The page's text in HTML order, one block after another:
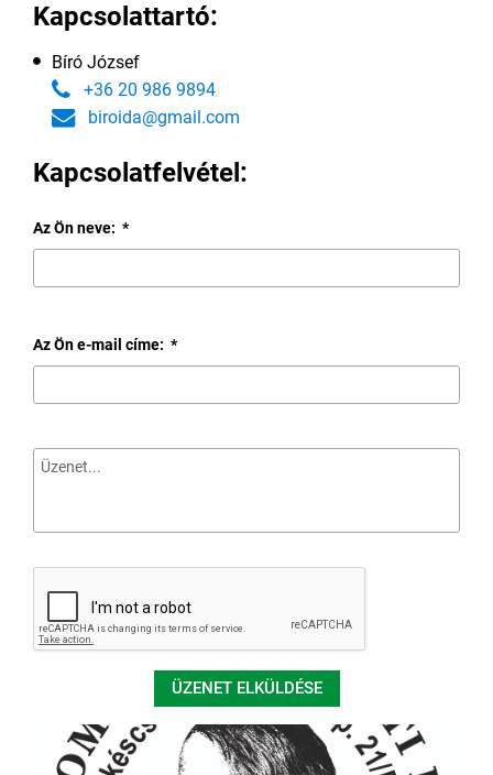
Kapcsolattartó:
Bíró József
+36 20 986 9894
biroida@gmail.com
Kapcsolatfelvétel:
Az Ön neve: *
Az Ön e-mail címe: *
ÜZENET ELKÜLDÉSE